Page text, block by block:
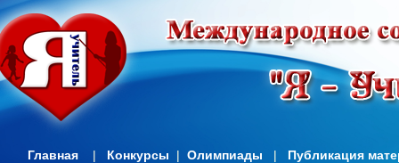
Главная | Конкурсы | Олимпиады | Публикация